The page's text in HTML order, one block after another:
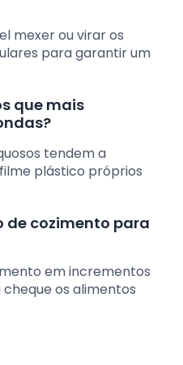
mexer ou virar os
para garantir um
que mais
tendem a
plástico próprios
de cozimento para
em incrementos
cheque os alimentos